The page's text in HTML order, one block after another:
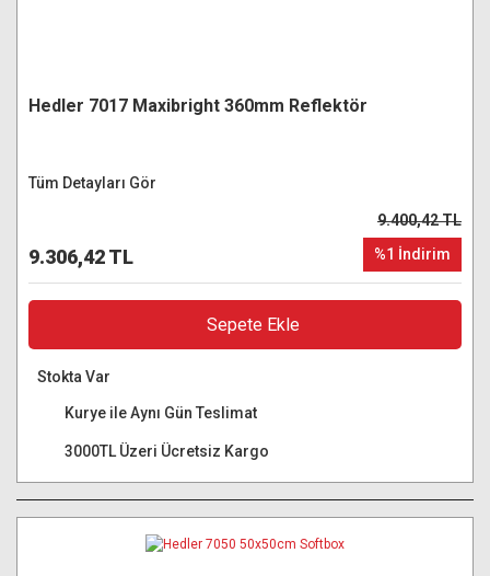
Hedler 7017 Maxibright 360mm Reflektör
Tüm Detayları Gör
9.306,42 TL
9.400,42 TL
%1 İndirim
Sepete Ekle
Stokta Var
Kurye ile Aynı Gün Teslimat
3000TL Üzeri Ücretsiz Kargo